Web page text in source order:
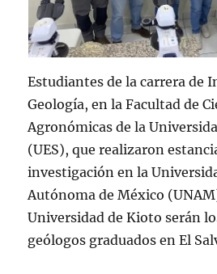
Estudiantes de la carrera de
Geología, en la Facultad de
Agronómicas de la
(UES), que realizaron
investigación en la
Autónoma de México
Universidad de Kioto serán
geólogos graduados en El